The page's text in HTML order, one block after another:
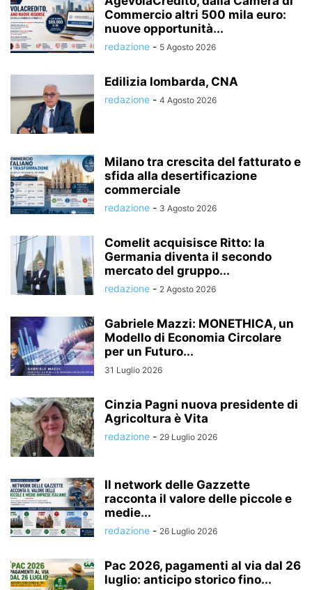
Commercio altri 500 mila euro:
nuove opportunità...
redazione - 5 Agosto 2026
Edilizia lombarda, CNA
redazione - 4 Agosto 2026
Milano tra crescita del fatturato e
sfida alla desertificazione
commerciale
redazione - 3 Agosto 2026
Comelit acquisisce Ritto: la
Germania diventa il secondo
mercato del gruppo...
redazione - 2 Agosto 2026
Gabriele Mazzi: MONETHICA, un
Modello di Economia Circolare
per un Futuro...
31 Luglio 2026
Cinzia Pagni nuova presidente di
Agricoltura è Vita
redazione - 29 Luglio 2026
Il network delle Gazzette
racconta il valore delle piccole e
medie...
redazione - 26 Luglio 2026
Pac 2026, pagamenti al via dal 26
luglio: anticipo storico fino...